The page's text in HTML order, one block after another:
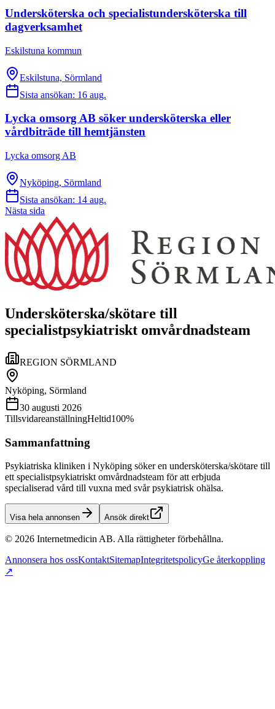
Undersköterska och specialistundersköterska till
dagverksamhet
Eskilstuna kommun
Eskilstuna, Sörmland
Sista ansökan: 16 aug.
Lycka omsorg AB söker undersköterska eller
vårdbiträde till hemtjänsten
Lycka omsorg AB
Nyköping, Sörmland
Sista ansökan: 14 aug.
Nästa sida
Undersköterska/skötare till
specialistpsykiatriskt omvårdnadsteam
REGION SÖRMLAND
Nyköping, Sörmland
30 augusti 2026
TillsvidareanställningHeltid100%
Sammanfattning
Psykiatriska kliniken i Nyköping söker en undersköterska/skötare till
ett specialistpsykiatriskt omvårdnadsteam för att erbjuda
specialiserad vård till vuxna med svår psykiatrisk ohälsa.
Visa hela annonsen Ansök direkt
© 2026 Internetmedicin AB. Alla rättigheter förbehållna.
Annonsera hos ossKontaktSitemapIntegritetspolicyGe återkoppling
↗